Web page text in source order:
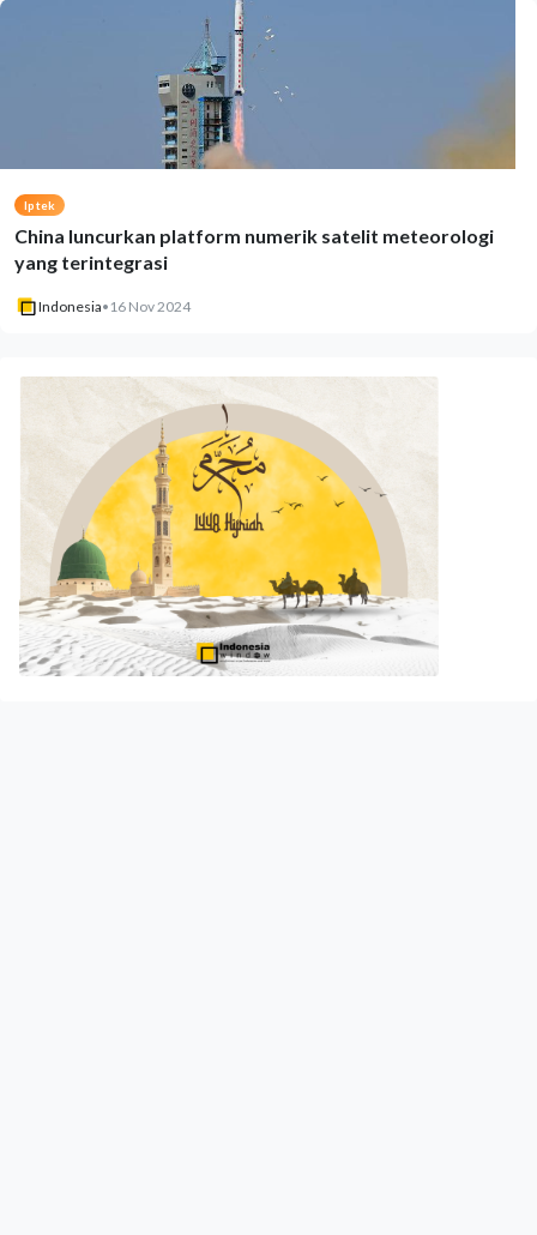
Iptek
China luncurkan platform numerik satelit meteorologi
yang terintegrasi
Indonesia• 16 Nov 2024